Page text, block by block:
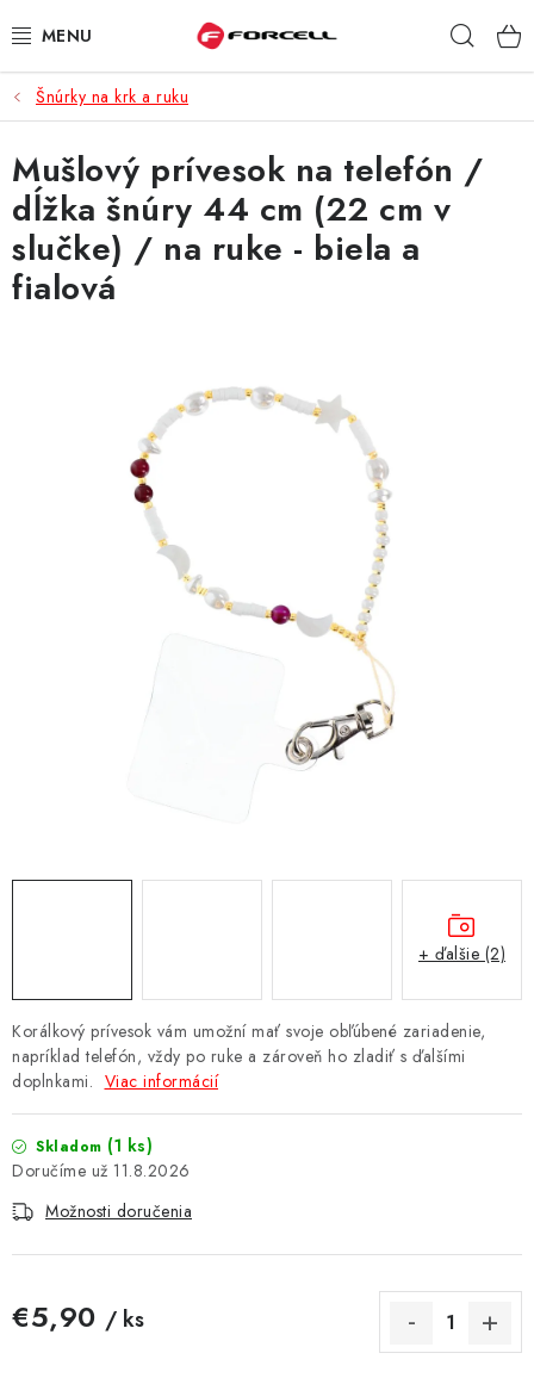
na
PUZDRÁ A OBALY
TVRDENÉ SKLÁ
DÁTOVÉ KÁBLE
NABÍJAČKY
BATÉRIE DO MOBILOV
ŠPORT A HOBBY
NÁRAMKY NA HODINKY
SLÚCHADLÁ, REPRODUKTORY A MIKROFÓNY
BATÉRIE VARTA
MULTIMÉDIÁ
KAMERY
OSTATNÉ PRÍSLUŠENSTVO
Obchodné podmienky
Šnúrky na krk a ruku
Korálkový prívesok vám umožní mať svoje obľúbené zariadenie,
napríklad telefón, vždy po ruke a zároveň ho zladiť s ďalšími
doplnkami. Viac informácií
Skladom (1 ks)
11.8.2026
Možnosti doručenia
€5,90 / ks
Mušlový prívesok na telefón /
dĺžka šnúry 44 cm (22 cm v
slučke) / na ruke - biela a
fialová
+ ďalšie (2)